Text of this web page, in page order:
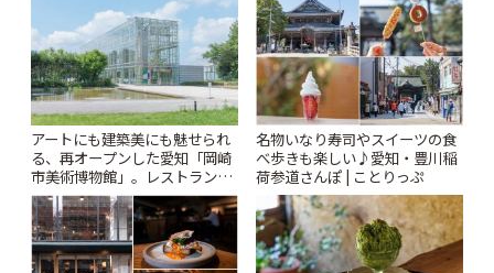
アートにも建築美にも魅せられ
る、再オープンした愛知「岡崎
市美術博物館」。レストランや
ショップも充実 | ことりっぷ
名物いなり寿司やスイーツの食
べ歩きも楽しい♪愛知・豊川稲
荷参道さんぽ | ことりっぷ